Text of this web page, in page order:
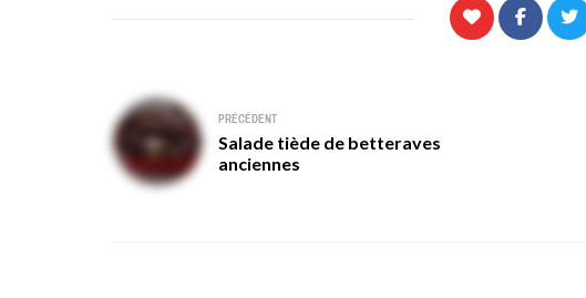
Navigation
de
l’article
PRÉCÉDENT
Salade tiède de betteraves
anciennes